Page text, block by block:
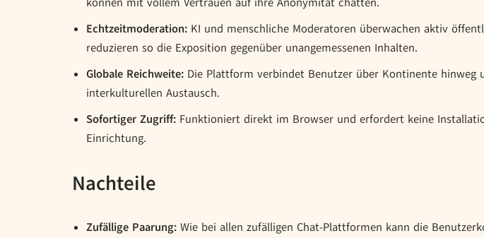
Echtzeitmoderation: KI und menschliche Moderatoren überwachen aktiv
reduzieren so die Exposition gegenüber unangemessenen Inhalten.
Globale Reichweite: Die Plattform verbindet Benutzer über Kontinente hinweg
interkulturellen Austausch.
Sofortiger Zugriff: Funktioniert direkt im Browser und erfordert keine
Einrichtung.
Nachteile
Zufällige Paarung: Wie bei allen zufälligen Chat-Plattformen kann die